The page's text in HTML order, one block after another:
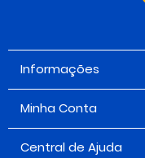
Informações
Minha Conta
Central de Ajuda